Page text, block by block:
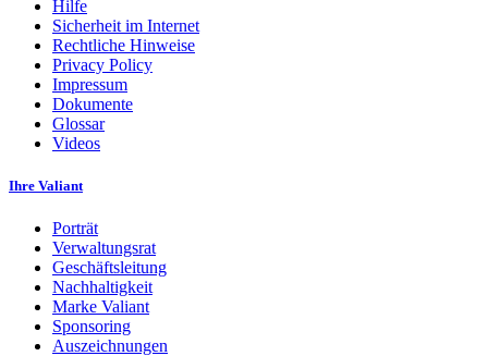
Hilfe
Sicherheit im Internet
Rechtliche Hinweise
Privacy Policy
Impressum
Dokumente
Glossar
Videos
Ihre Valiant
Porträt
Verwaltungsrat
Geschäftsleitung
Nachhaltigkeit
Marke Valiant
Sponsoring
Auszeichnungen